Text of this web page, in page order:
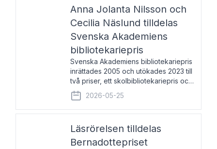
Anna Jolanta Nilsson och
Cecilia Näslund tilldelas
Svenska Akademiens
bibliotekariepris
Svenska Akademiens bibliotekariepris
inrättades 2005 och utökades 2023 till
två priser, ett skolbibliotekariepris och
ett folkbibliotekariepris. Priserna skall
tilldelas bibliotekarier vid svenska folk-
och skolbibliotek som gjort värdefull
2026-05-25
Läsrörelsen tilldelas
Bernadottepriset